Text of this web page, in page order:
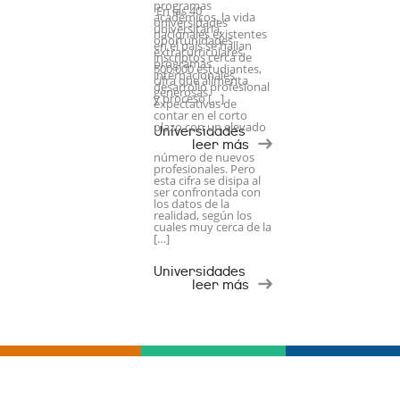
programas
académicos, la vida
universitaria,
oportunidades
extracurriculares,
programas
internacionales,
desarrollo profesional
y proceso […]
Universidades
leer más
En las 40
universidades
nacionales existentes
en el país se hallan
inscriptos cerca de
500.000 estudiantes,
cifra que alimenta
generosas
expectativas de
contar en el corto
plazo con un elevado
número de nuevos
profesionales. Pero
esta cifra se disipa al
ser confrontada con
los datos de la
realidad, según los
cuales muy cerca de la
[…]
Universidades
leer más